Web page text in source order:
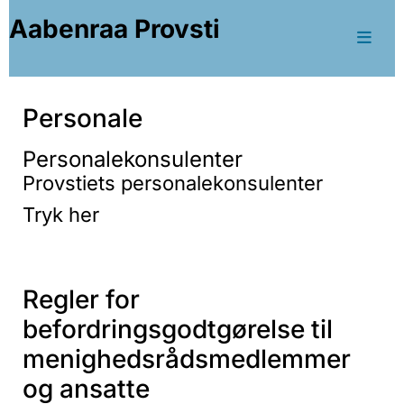
Aabenraa Provsti
Personale
Personalekonsulenter
Provstiets personalekonsulenter
Tryk her
Regler for
befordringsgodtgørelse til
menighedsrådsmedlemmer
og ansatte